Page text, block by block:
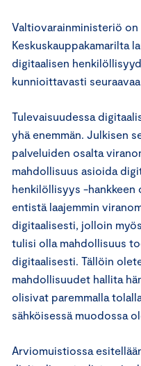
Valtiovarainministeriö
Keskuskauppakamarilta
digitaalisen
kunnioittavasti seuraavaa.
Tulevaisuudessa
yhä enemmän. Julkisen
palveluiden osalta
mahdollisuus asioida
henkilöllisyys -hankkeen
entistä laajemmin
digitaalisesti, jolloin
tulisi olla mahdollisuus
digitaalisesti. Tällöin
mahdollisuudet hallita
olisivat paremmalla
sähköisessä muodossa
Arviomuistiossa